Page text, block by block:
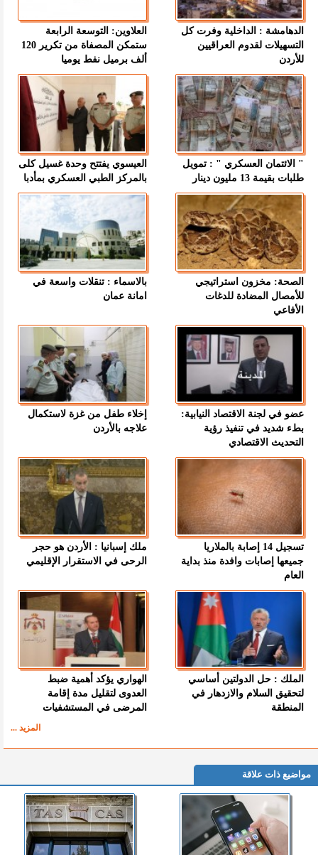
الدهامشة : الداخلية وفرت كل
التسهيلات لقدوم العراقيين
للأردن
العلاوين: التوسعة الرابعة
ستمكن المصفاة من تكرير 120
ألف برميل نفط يوميا
" الائتمان العسكري " : تمويل
طلبات بقيمة 13 مليون دينار
العيسوي يفتتح وحدة غسيل كلى
بالمركز الطبي العسكري بمأدبا
الصحة: مخزون استراتيجي
للأمصال المضادة للدغات
الأفاعي
بالاسماء : تنقلات واسعة في
امانة عمان
عضو في لجنة الاقتصاد النيابية:
بطء شديد في تنفيذ رؤية
التحديث الاقتصادي
إخلاء طفل من غزة لاستكمال
علاجه بالأردن
تسجيل 14 إصابة بالملاريا
جميعها إصابات وافدة منذ بداية
العام
ملك إسبانيا : الأردن هو حجر
الرحى في الاستقرار الإقليمي
الملك : حل الدولتين أساسي
لتحقيق السلام والازدهار في
المنطقة
الهواري يؤكد أهمية ضبط
العدوى لتقليل مدة إقامة
المرضى في المستشفيات
المزيد ...
مواضيع ذات علاقة